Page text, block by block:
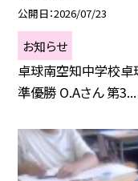
公開日 2026/07/23
お知らせ
卓球南空知中学校
準優勝 O.Aさん 第3...